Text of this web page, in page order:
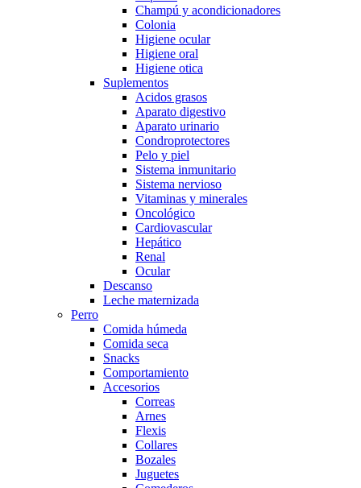
Champú y acondicionadores
Colonia
Higiene ocular
Higiene oral
Higiene otica
Suplementos
Acidos grasos
Aparato digestivo
Aparato urinario
Condroprotectores
Pelo y piel
Sistema inmunitario
Sistema nervioso
Vitaminas y minerales
Oncológico
Cardiovascular
Hepático
Renal
Ocular
Descanso
Leche maternizada
Perro
Comida húmeda
Comida seca
Snacks
Comportamiento
Accesorios
Correas
Arnes
Flexis
Collares
Bozales
Juguetes